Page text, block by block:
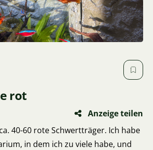
rot
Anzeige teilen
40-60 rote Schwertträger. Ich habe
in dem ich zu viele habe, und